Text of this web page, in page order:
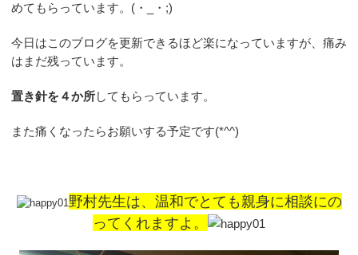
めてもらっています。(・_・;)
今日はこのブログを更新できるほど楽になっていますが、痛み
はまだ残っています。
置き針を４か所してもらっています。
また痛くなったらお願いする予定です(*^^)
野村先生は、温和でとても親身に相談にの
ってくれますよ。